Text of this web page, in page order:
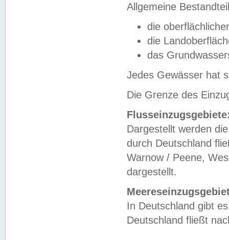
Allgemeine
die
die
das
Jedes Gewässer hat
Die Grenze des
Dargestellt werden
durch Deutschland
Warnow / Peene,
dargestellt.
In Deutschland gibt
Deutschland fließt